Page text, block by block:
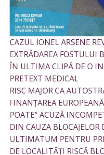
CAZUL IONEL ARSENE
EXTRĂDAREA FOSTULUI
ÎN ULTIMA CLIPĂ DE O
PRETEXT MEDICAL
RISC MAJOR CA
FINANȚAREA
POATE” ACUZĂ
DIN CAUZA BLOCAJELOR
ULTIMATUM PENTRU
DE LOCALITĂȚI RISCĂ